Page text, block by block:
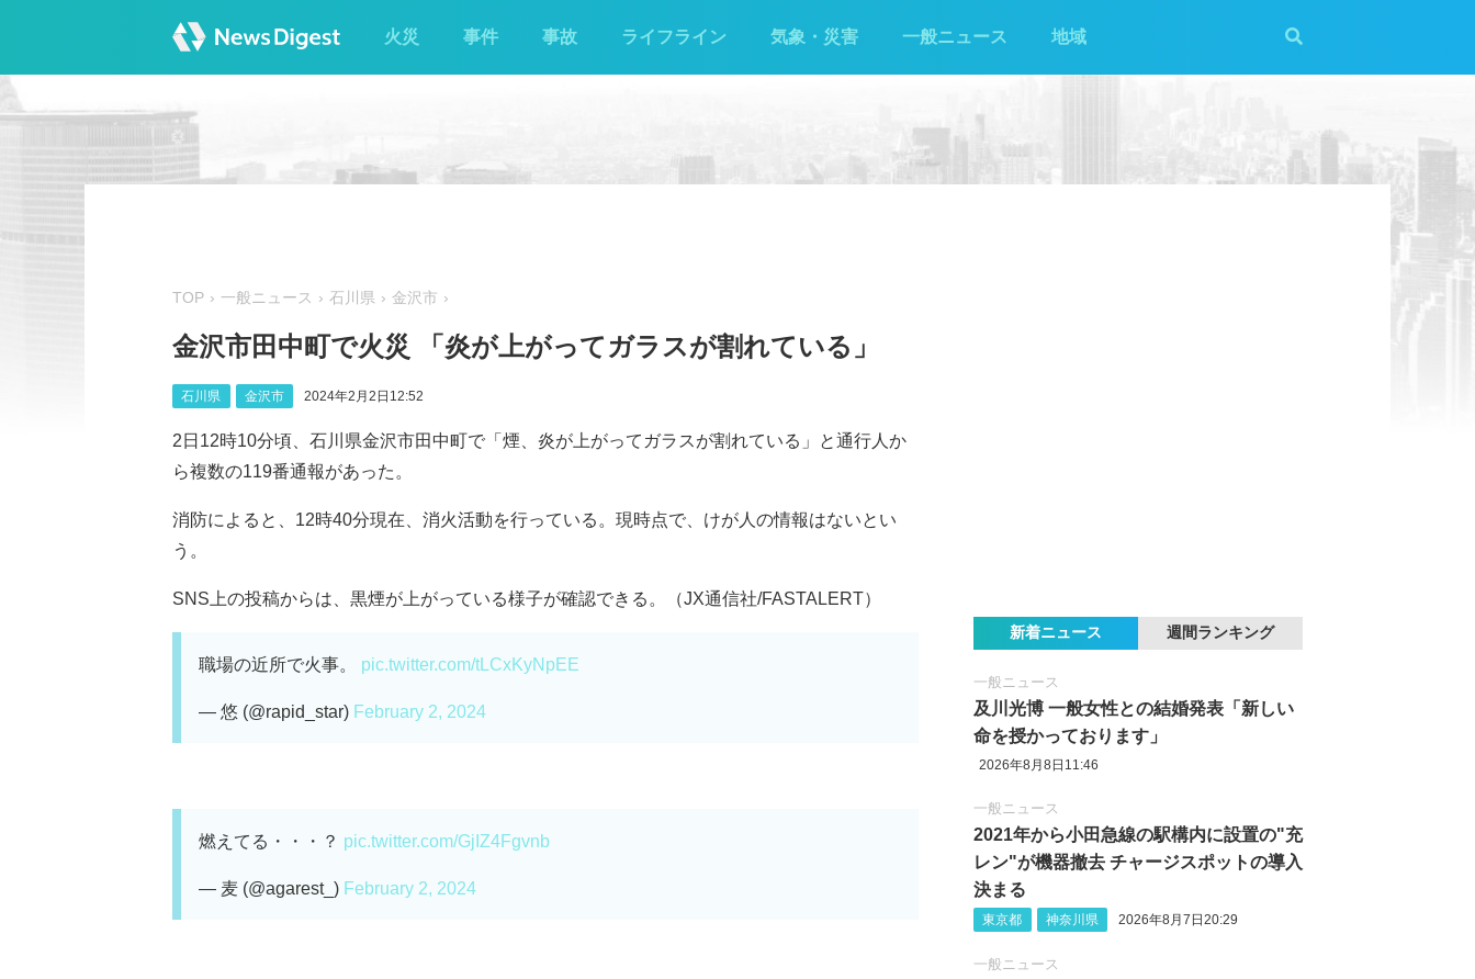
火災 事件 事故 ライフライン 気象・災害 一般ニュース 地域
TOP 一般ニュース 石川県 金沢市
金沢市田中町で火災 「炎が上がってガラスが割れている」
石川県 金沢市 2024年2月2日12:52
2日12時10分頃、石川県金沢市田中町で「煙、炎が上がってガラスが割れている」と通行人か
ら複数の119番通報があった。
消防によると、12時40分現在、消火活動を行っている。現時点で、けが人の情報はないとい
う。
SNS上の投稿からは、黒煙が上がっている様子が確認できる。（JX通信社/FASTALERT）
職場の近所で火事。 pic.twitter.com/tLCxKyNpEE
— 悠 (@rapid_star) February 2, 2024
燃えてる・・・？ pic.twitter.com/GjIZ4Fgvnb
— 麦 (@agarest_) February 2, 2024
新着ニュース 週間ランキング
一般ニュース
及川光博 一般女性との結婚発表「新しい
命を授かっております」
2026年8月8日11:46
一般ニュース
2021年から小田急線の駅構内に設置の"充
レン"が機器撤去 チャージスポットの導入
決まる
東京都 神奈川県 2026年8月7日20:29
一般ニュース